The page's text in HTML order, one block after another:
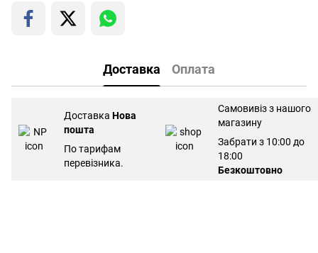
Доставка Оплата
Доставка Нова
пошта
По тарифам
перевізника.
Самовивіз з нашого
магазину
Забрати з 10:00 до
18:00
Безкоштовно